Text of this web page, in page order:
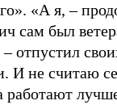
«А я, –
сам был
отпустил
И не считаю
работают